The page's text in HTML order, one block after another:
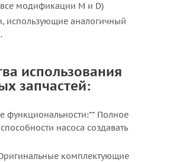
модификации M и D)
использующие аналогичный
использования
запчастей:
функциональности:** Полное
насоса создавать
комплектующие